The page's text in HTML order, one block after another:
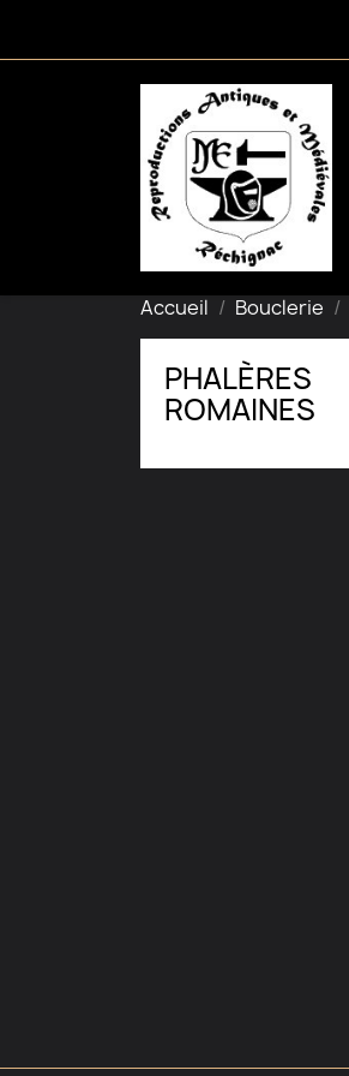
Accueil Bouclerie
PHALÈRES
ROMAINES